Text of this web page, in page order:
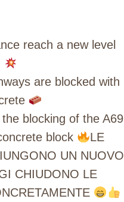
reach a new level
are blocked with
blocking of the A69
block
LE
UN NUOVO
CHIUDONO LE